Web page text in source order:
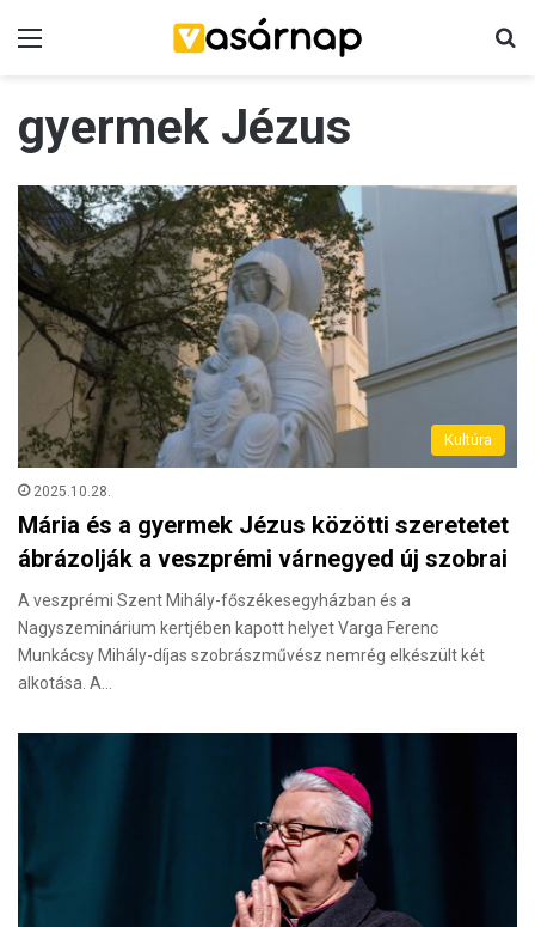
gyermek Jézus
Kultúra
2025.10.28.
Mária és a gyermek Jézus közötti szeretetet
ábrázolják a veszprémi várnegyed új szobrai
A veszprémi Szent Mihály-főszékesegyházban és a
Nagyszeminárium kertjében kapott helyet Varga Ferenc
Munkácsy Mihály-díjas szobrászművész nemrég elkészült két
alkotása. A…